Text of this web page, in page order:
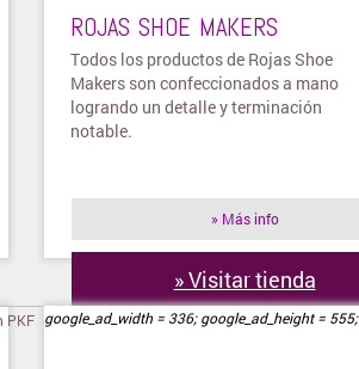
ROJAS SHOE MAKERS
Todos los productos de Rojas Shoe
Makers son confeccionados a mano
logrando un detalle y terminación
notable.
» Más info
» Visitar tienda
google_ad_width = 336; google_ad_height = 555;